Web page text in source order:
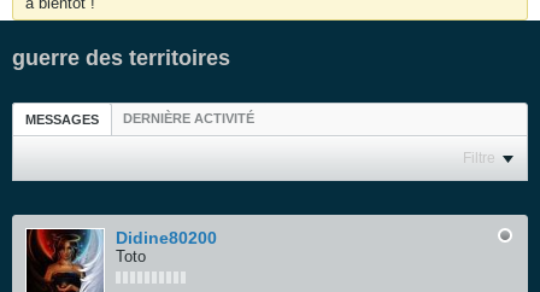
guerre des territoires
MESSAGES DERNIÈRE ACTIVITÉ
Filtre
Didine80200
Toto